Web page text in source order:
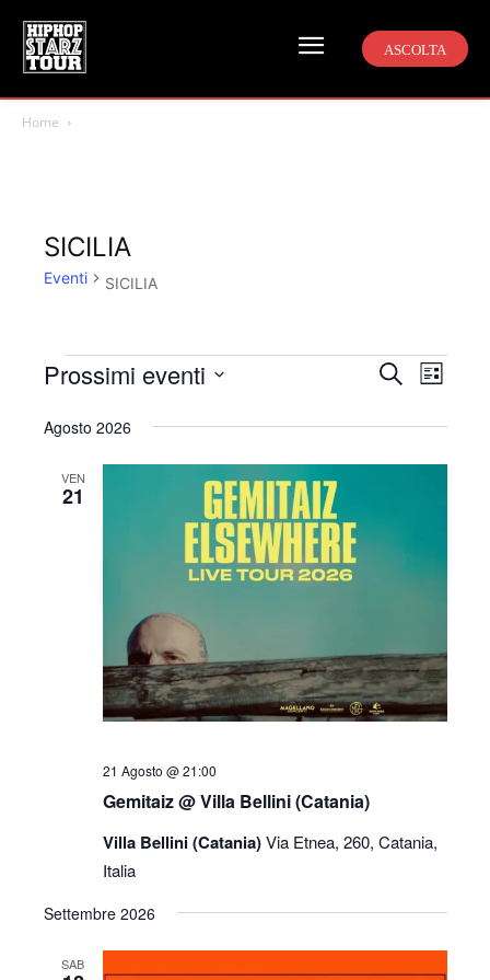
ASCOLTA
Home
SICILIA
Eventi SICILIA
Eventi
Eventi
Ricerca
e
CercaLista
Prossimi eventi
la
Agosto 2026
VEN
21
Gemitaiz @ Villa Bellini (Catania)
21 Agosto @ 21:00
Villa Bellini (Catania)Via Etnea, 260, Catania,
Italia
Settembre 2026
SAB